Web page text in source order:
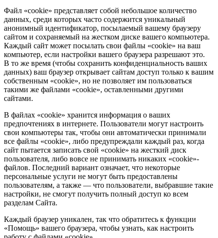
Файл «cookie» представляет собой небольшое количество
данных, среди которых часто содержится уникальный
анонимный идентификатор, посылаемый вашему браузеру
сайтом и сохраняемый на жестком диске вашего компьютера.
Каждый сайт может посылать свои файлы «cookie» на ваш
компьютер, если настройки вашего браузера разрешают это.
В то же время (чтобы сохранить конфиденциальность ваших
данных) ваш браузер открывает сайтам доступ только к вашим
собственным «cookie», но не позволяет им пользоваться
такими же файлами «cookie», оставленными другими
сайтами.
В файлах «cookie» хранится информация о ваших
предпочтениях в интернете. Пользователи могут настроить
свои компьютеры так, чтобы они автоматически принимали
все файлы «cookie», либо предупреждали каждый раз, когда
сайт пытается записать свой «cookie» на жесткий диск
пользователя, либо вовсе не принимать никаких «cookie»-
файлов. Последний вариант означает, что некоторые
персональные услуги не могут быть предоставлены
пользователям, а также — что пользователи, выбравшие такие
настройки, не смогут получить полный доступ ко всем
разделам Сайта.
Каждый браузер уникален, так что обратитесь к функции
«Помощь» вашего браузера, чтобы узнать, как настроить